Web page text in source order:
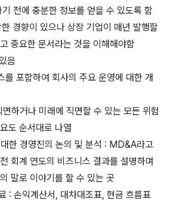
전에 충분한 정보를 얻을 수 있도록 함
경향이 있으나 상장 기업이 매년 발행할
중요한 문서라는 것을 이해해야함
음
를 포함하여 회사의 주요 운영에 대한 개
하거나 미래에 직면할 수 있는 모든 위험
도 순서대로 나열
한 경영진의 논의 및 분석 : MD&A라고
회계 연도의 비즈니스 결과를 설명하며
말로 이야기를 할 수 있는 곳
: 손익계산서, 대차대조표, 현금 흐름표